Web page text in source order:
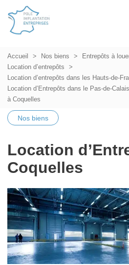
Accueil Nos biens
Entrepôts à
Location d’entrepôts
Location d’entrepôts dans les Hauts-de-
Location d’Entrepôts dans le Pas-de-
à Coquelles
Nos biens
Location
Coquelles